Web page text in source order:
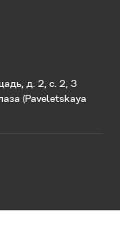
д. 2, с. 2, 3
(Paveletskaya
Оптималог